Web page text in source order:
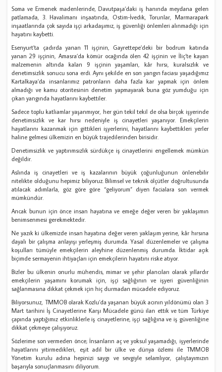
Soma ve Ermenek madenlerinde, Davutpaşa’daki iş hanında meydana gelen
patlamada, 3. Havalimanı inşaatında, Ostim-İvedik, Torunlar, Marmarapark
inşaatlarında çok sayıda işçi arkadaşımız, iş güvenliği önlemleri alınmadığı için
hayatını kaybetti.
Esenyurt’ta çadırda yanan 11 işçinin, Gayrettepe’deki bir bodrum katında
yanan 29 işçinin, Amasra’da kömür ocağında ölen 42 işçinin ve İliç’te kayan
malzemenin altında kalan 9 işçinin yaşamları, kâr hırsı, kuralsızlık ve
denetimsizlik sonucu sona erdi. Aynı şekilde en son yangın faciası yaşadığımız
Kartalkaya’da insanlarımız patronların daha fazla kar yapmak için önlem
almadığı ve kamu otoritesinin denetim yapmayarak buna göz yumduğu için
çıkan yangında hayatlarını kaybettiler.
Sadece toplu katliamlar yaşanmıyor, her gün tekil tekil de olsa birçok işyerinde
denetimsizlik ve kar hırsı nedeniyle iş cinayetleri yaşanıyor. Emekçilerin
hayatlarını kazanmak için gittikleri işyerlerini, hayatlarını kaybettikleri yerler
haline gelmesi ülkemizin en büyük trajedilerinden birisidir.
Denetimsizlik ve yaptırımsızlık sürdükçe iş cinayetlerini engellemek mümkün
değildir.
Aslında iş cinayetleri ve iş kazalarının büyük çoğunluğunun önlenebilir
nitelikte olduğunu hepimiz biliyoruz. Bilimsel ve teknik ölçütler doğrultusunda
atılacak adımlarla, göz göre göre “geliyorum” diyen facialara son vermek
mümkündür.
Ancak bunun için önce insan hayatına ve emeğe değer veren bir yaklaşımın
benimsenmesi gerekmektedir.
Ne yazık ki ülkemizde insan hayatına değer veren yaklaşım yerine, kâr hırsına
dayalı bir çalışma anlayışı yerleşmiş durumda. Yasal düzenlemeler ve çalışma
koşulları tümüyle emekçilerin aleyhine düzenlenmiş durumda. İktidar açık
biçimde sermayenin ihtiyaçları için emekçilerin hayatını riske atıyor.
Bizler bu ülkenin onurlu mühendis, mimar ve şehir plancıları olarak yıllardır
emekçilerin yaşamını korumak için, işçi sağlığının ve işyeri güvenliğinin
sağlanmasına dikkat çekmek için hiç durmadan mücadele ediyoruz.
Biliyorsunuz, TMMOB olarak Kozlu’da yaşanan büyük acının yıldönümü olan 3
Mart tarihini İş Cinayetlerine Karşı Mücadele günü ilan ettik ve tüm Türkiye
çapında yaptığımız etkinliklerle iş cinayetlerine, işçi sağlığına ve iş güvenliğine
dikkat çekmeye çalışıyoruz.
Sözlerime son vermeden önce; İnsanların aç ve yoksul yaşamadığı, işyerlerinde
hayatlarını yitirmedikleri, eşit adil bir ülke ve dünya özlemi ile TMMOB
Yönetim kurulu adına hepinizi saygı ve sevgiyle selamlıyor, çalıştayımızın
başarıyla sonuçlanmasını diliyorum.